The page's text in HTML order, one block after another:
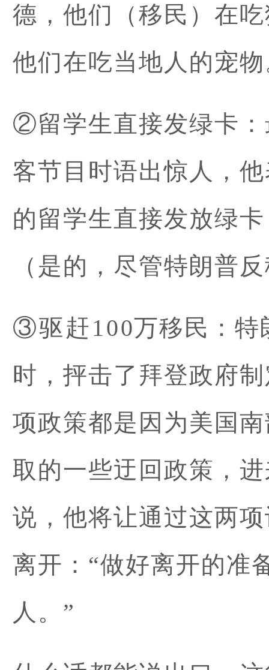
德，他们（移民）在
他们在吃当地人的宠
②留学生直接发绿卡
客节目时语出惊人，
的留学生直接发放绿
（是的，尽管特朗普
③驱赶100万移民：特
时，抨击了拜登政府
项政策都是因为美国
取的一些迂回政策，
说，他将让通过这两
离开：“做好离开的准
人。”